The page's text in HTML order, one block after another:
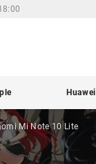
Huawei
Mi Note 10 Lite